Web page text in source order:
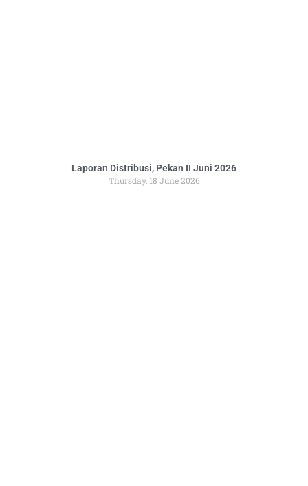
Laporan Distribusi, Pekan II Juni 2026
Thursday, 18 June 2026